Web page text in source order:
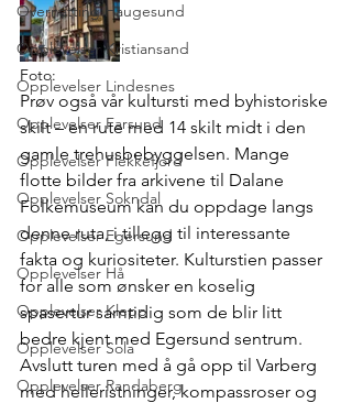
Overnatting Haugesund
Opplevelser Kristiansand
Opplevelser Lindesnes
Opplevelser Farsund
Opplevelser Flekkefjord
Opplevelser Sokndal
Opplevelser Egersund
Opplevelser Hå
Opplevelser Klepp
Opplevelser Sola
Opplevelser Randaberg
Foto:
Prøv også vår kultursti med byhistoriske
skilt – en rute med 14 skilt midt i den
gamle trehusbebyggelsen. Mange
flotte bilder fra arkivene til Dalane
Folkemuseum kan du oppdage langs
denne ruta, i tillegg til interessante
fakta og kuriositeter. Kulturstien passer
for alle som ønsker en koselig
spasertur samtidig som de blir litt
bedre kjent med Egersund sentrum.
Avslutt turen med å gå opp til Varberg
med helleristninger, kompassroser og